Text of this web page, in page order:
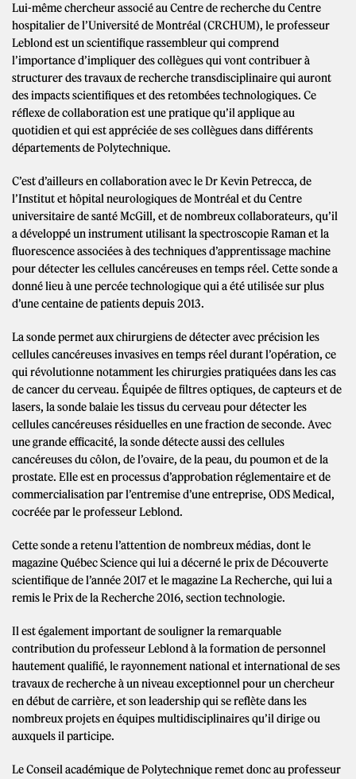
Lui-même chercheur associé au Centre de recherche du Centre
hospitalier de l’Université de Montréal (CRCHUM), le professeur
Leblond est un scientifique rassembleur qui comprend
l’importance d’impliquer des collègues qui vont contribuer à
structurer des travaux de recherche transdisciplinaire qui auront
des impacts scientifiques et des retombées technologiques. Ce
réflexe de collaboration est une pratique qu’il applique au
quotidien et qui est appréciée de ses collègues dans différents
départements de Polytechnique.
C’est d’ailleurs en collaboration avec le Dr Kevin Petrecca, de
l’Institut et hôpital neurologiques de Montréal et du Centre
universitaire de santé McGill, et de nombreux collaborateurs, qu’il
a développé un instrument utilisant la spectroscopie Raman et la
fluorescence associées à des techniques d’apprentissage machine
pour détecter les cellules cancéreuses en temps réel. Cette sonde a
donné lieu à une percée technologique qui a été utilisée sur plus
d’une centaine de patients depuis 2013.
La sonde permet aux chirurgiens de détecter avec précision les
cellules cancéreuses invasives en temps réel durant l’opération, ce
qui révolutionne notamment les chirurgies pratiquées dans les cas
de cancer du cerveau. Équipée de filtres optiques, de capteurs et de
lasers, la sonde balaie les tissus du cerveau pour détecter les
cellules cancéreuses résiduelles en une fraction de seconde. Avec
une grande efficacité, la sonde détecte aussi des cellules
cancéreuses du côlon, de l’ovaire, de la peau, du poumon et de la
prostate. Elle est en processus d’approbation réglementaire et de
commercialisation par l’entremise d’une entreprise, ODS Medical,
cocréée par le professeur Leblond.
Cette sonde a retenu l’attention de nombreux médias, dont le
magazine Québec Science qui lui a décerné le prix de Découverte
scientifique de l’année 2017 et le magazine La Recherche, qui lui a
remis le Prix de la Recherche 2016, section technologie.
Il est également important de souligner la remarquable
contribution du professeur Leblond à la formation de personnel
hautement qualifié, le rayonnement national et international de ses
travaux de recherche à un niveau exceptionnel pour un chercheur
en début de carrière, et son leadership qui se reflète dans les
nombreux projets en équipes multidisciplinaires qu’il dirige ou
auxquels il participe.
Le Conseil académique de Polytechnique remet donc au professeur